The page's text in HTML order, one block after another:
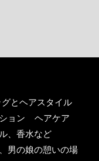
グとヘアスタイル
ョン
ヘアケア
、香水など
男の娘の憩いの場